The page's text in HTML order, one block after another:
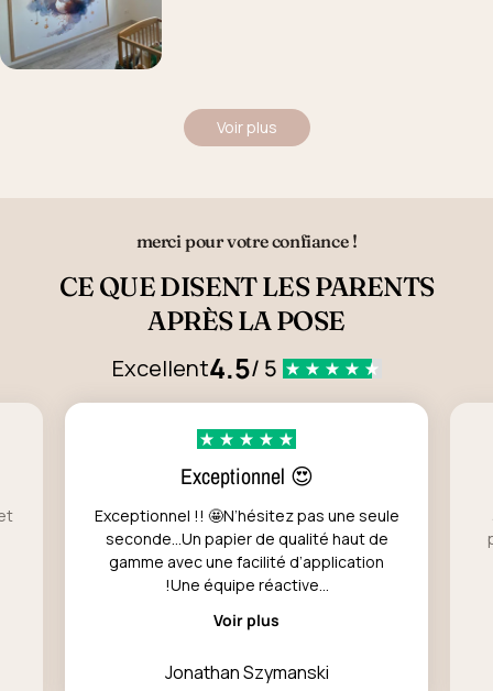
Voir plus
merci pour votre confiance !
CE QUE DISENT LES PARENTS
APRÈS LA POSE
Excellent4.5/ 5
Exceptionnel 😍
Exceptionnel !! 🤩N’hésitez pas une seule
seconde…Un papier de qualité haut de
gamme avec une facilité d’application
!Une équipe réactive...
Voir plus
Jonathan Szymanski